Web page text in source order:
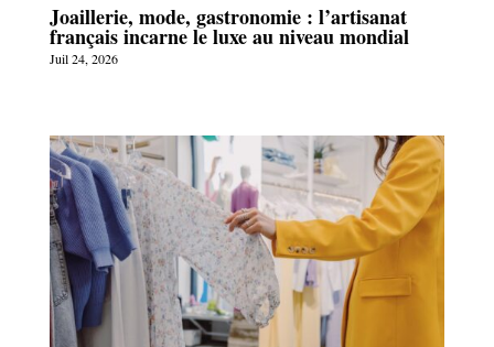
Joaillerie, mode, gastronomie : l’artisanat
français incarne le luxe au niveau mondial
Juil 24, 2026